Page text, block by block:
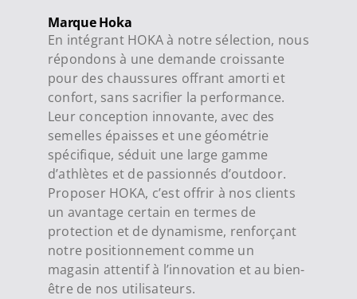
Marque Hoka
En intégrant HOKA à notre sélection, nous
répondons à une demande croissante
pour des chaussures offrant amorti et
confort, sans sacrifier la performance.
Leur conception innovante, avec des
semelles épaisses et une géométrie
spécifique, séduit une large gamme
d’athlètes et de passionnés d’outdoor.
Proposer HOKA, c’est offrir à nos clients
un avantage certain en termes de
protection et de dynamisme, renforçant
notre positionnement comme un
magasin attentif à l’innovation et au bien-
être de nos utilisateurs.